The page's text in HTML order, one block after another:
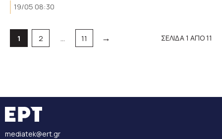
19/05 08:30
Σελίδα
1 Σελίδα
2 … Σελίδα
11 → ΣΕΛΙΔΑ 1 ΑΠΟ 11
mediatek@ert.gr